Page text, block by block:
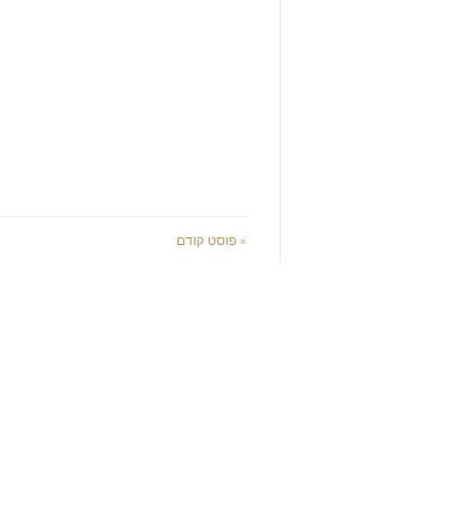
« פוסט קודם